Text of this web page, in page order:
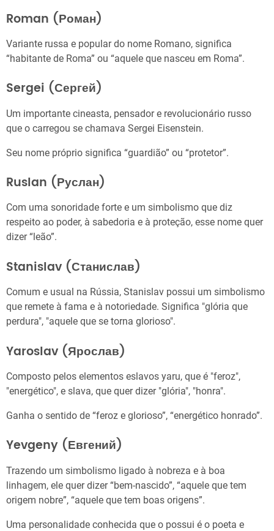
Roman (Роман)
Variante russa e popular do nome Romano, significa
“habitante de Roma” ou “aquele que nasceu em Roma”.
Sergei (Сергей)
Um importante cineasta, pensador e revolucionário russo
que o carregou se chamava Sergei Eisenstein.
Seu nome próprio significa “guardião” ou “protetor”.
Ruslan (Руслан)
Com uma sonoridade forte e um simbolismo que diz
respeito ao poder, à sabedoria e à proteção, esse nome quer
dizer “leão”.
Stanislav (Станислав)
Comum e usual na Rússia, Stanislav possui um simbolismo
que remete à fama e à notoriedade. Significa "glória que
perdura", "aquele que se torna glorioso".
Yaroslav (Ярослав)
Composto pelos elementos eslavos yaru, que é "feroz",
"energético", e slava, que quer dizer "glória", "honra".
Ganha o sentido de “feroz e glorioso”, “energético honrado”.
Yevgeny (Евгений)
Trazendo um simbolismo ligado à nobreza e à boa
linhagem, ele quer dizer “bem-nascido”, “aquele que tem
origem nobre”, “aquele que tem boas origens”.
Uma personalidade conhecida que o possui é o poeta e